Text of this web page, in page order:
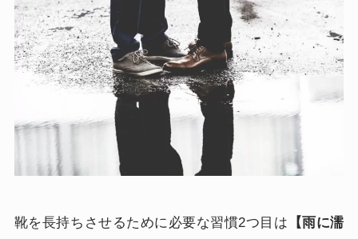
靴を長持ちさせるために必要な習慣2つ目は 【雨に濡